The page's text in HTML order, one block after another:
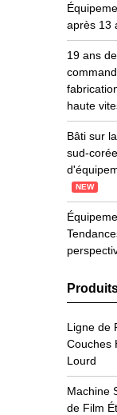
après 13
19 ans
haute
Bâti sur
sud-
NEW
Ligne de
Couches
Lourd
Machine
de Film